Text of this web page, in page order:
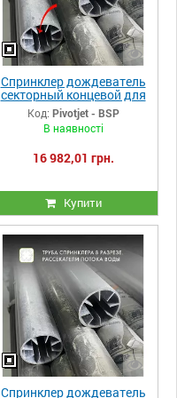
Спринклер дождеватель
секторный концевой для
грязной воды
2" PIVOTJET Yuzuak
Код: Pivotjet - BSP
В наявності
16 982,01 грн.
Купити
Спринклер дождеватель